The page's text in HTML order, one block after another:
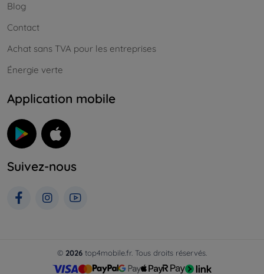
Blog
Contact
Achat sans TVA pour les entreprises
Énergie verte
Application mobile
Suivez-nous
© 2026 top4mobile.fr. Tous droits réservés.